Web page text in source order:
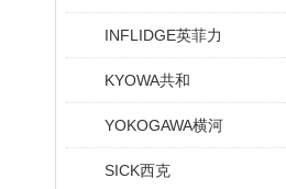
INFLIDGE英菲力
KYOWA共和
YOKOGAWA横河
SICK西克